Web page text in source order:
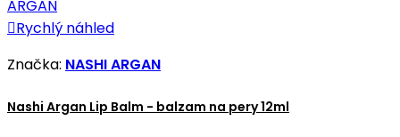
Rychlý náhled
Značka: NASHI ARGAN
Nashi Argan Lip Balm - balzam na pery 12ml